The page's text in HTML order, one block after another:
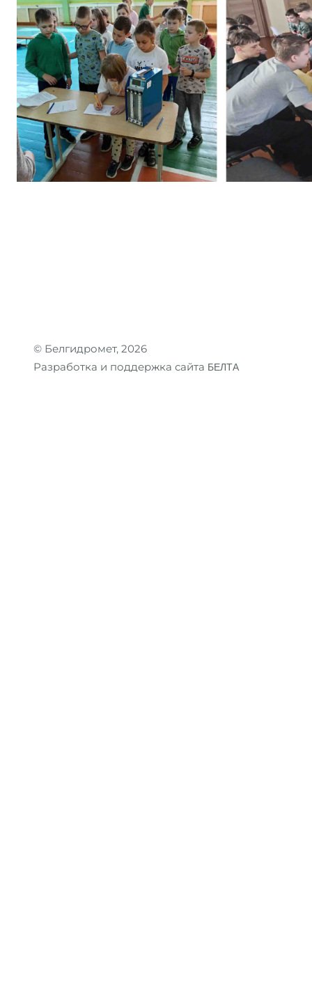
© Белгидромет, 2026
Разработка и поддержка сайта БЕЛТА